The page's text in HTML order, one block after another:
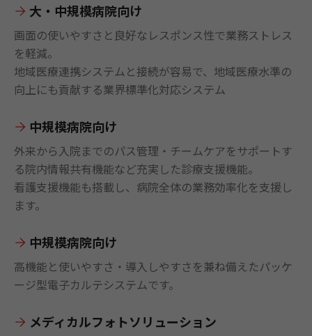
大・中規模病院向け
画面の使いやすさと良好なレスポンス性で業務ストレス
を軽減。
地域医療連携システムと接続が容易で、地域医療水準の
向上にも貢献する業界標準化対応システム
中規模病院向け
外来から入院までのパス管理・チームケアをサポートす
る院内情報共有機能など充実した診療支援機能。
看護支援機能も搭載し、病院全体の業務効率化を支援し
ます。
中規模病院向け
高機能と使いやすさ・導入しやすさを兼ね備えたパッケ
ージ型電子カルテシステムです。
メディカルフォトソリューション